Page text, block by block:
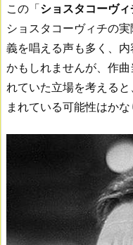
この「ショスタコーヴ
ショスタコーヴィチの
義を唱える声も多く、
かもしれませんが、作
れていた立場を考える
まれている可能性はかな